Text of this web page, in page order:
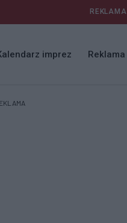
REKLAMA
imprez Reklama